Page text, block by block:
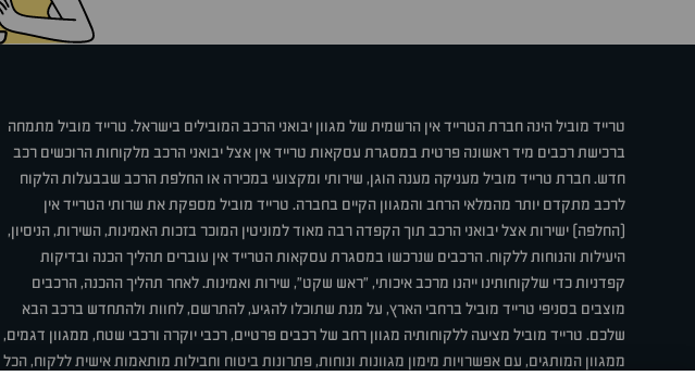
טרייד מוביל הינה חברת הטרייד אין הרשמית של מגוון יבואני הרכב המובילים בישראל. טרייד מוביל מתמחה
ברכישת רכבים מיד ראשונה פרטית במסגרת עסקאות טרייד אין אצל יבואני הרכב מלקוחות הרוכשים רכב
חדש. חברת טרייד מוביל מעניקה מענה הוגן, שירותי ומקצועי במכירה או החלפת הרכב שבבעלות הלקוח
לרכב מתקדם יותר מהמלאי הרחב והמגוון הקיים בחברה. טרייד מוביל מספקת את שרותי הטרייד אין
(החלפה) ישירות אצל יבואני הרכב תוך הקפדה רבה מאוד למוניטין המוכר בזכות האמינות, השירות, הניסיון,
היעילות והנוחות ללקוח. הרכבים שנרכשו במסגרת עסקאות הטרייד אין עוברים תהליך הכנה ובדיקות
קפדניות כדי שלקוחותינו ייהנו מרכב איכותי, "ראש שקט", שירות ואמינות. לאחר תהליך ההכנה, הרכבים
מוצבים בסניפי טרייד מוביל ברחבי הארץ, על מנת שתוכלו להגיע, להתרשם, לחוות ולהתחדש ברכב הבא
שלכם. טרייד מוביל מציעה ללקוחותיה מגוון רחב של רכבים פרטיים, רכבי יוקרה ורכבי שטח, ממגוון דגמים,
ממגוון המותגים, עם אפשרויות מימון מגוונות ונוחות, פתרונות ביטוח וחבילות מותאמות אישית ללקוח, הכל